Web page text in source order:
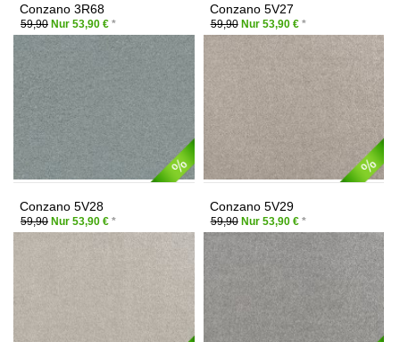
Conzano 3R68
59,90 Nur 53,90 € *
Conzano 5V27
59,90Nur 53,90 € *
Conzano 5V28
59,90 Nur 53,90 € *
Conzano 5V29
59,90Nur 53,90 € *